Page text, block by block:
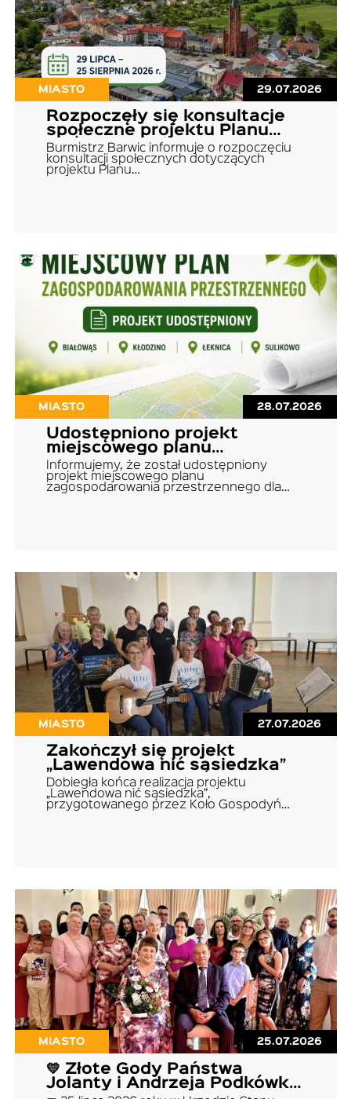
MIASTO 29.07.2026
Rozpoczęły się konsultacje
społeczne projektu Planu
Ogólnego Gminy Barwice
Burmistrz Barwic informuje o rozpoczęciu
konsultacji społecznych dotyczących
projektu Planu…
MIASTO 28.07.2026
Udostępniono projekt
miejscowego planu
zagospodarowania
przestrzennego
Informujemy, że został udostępniony
projekt miejscowego planu
zagospodarowania przestrzennego dla…
MIASTO 27.07.2026
Zakończył się projekt
„Lawendowa nić sąsiedzka”
Dobiegła końca realizacja projektu
„Lawendowa nić sąsiedzka”,
przygotowanego przez Koło Gospodyń…
MIASTO 25.07.2026
💛 Złote Gody Państwa
Jolanty i Andrzeja Podkówka